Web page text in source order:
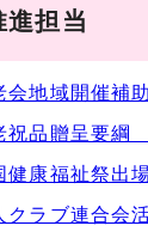
進担当
会地域開催補
祝品贈呈要綱
健康福祉祭出
クラブ連合会